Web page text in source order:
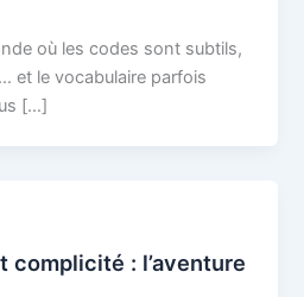
où les codes sont subtils,
et le vocabulaire parfois
[…]
complicité : l’aventure